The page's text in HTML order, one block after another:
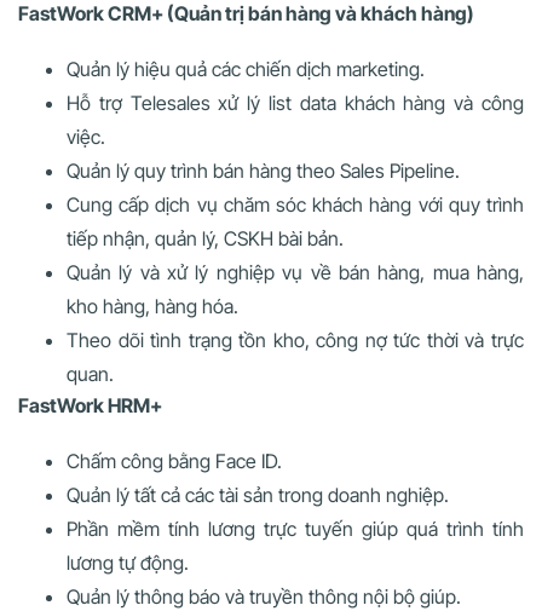
FastWork CRM+ (Quản trị bán hàng và khách hàng)
Quản lý hiệu quả các chiến dịch marketing.
Hỗ trợ Telesales xử lý list data khách hàng và công
việc.
Quản lý quy trình bán hàng theo Sales Pipeline.
Cung cấp dịch vụ chăm sóc khách hàng với quy trình
tiếp nhận, quản lý, CSKH bài bản.
Quản lý và xử lý nghiệp vụ về bán hàng, mua hàng,
kho hàng, hàng hóa.
Theo dõi tình trạng tồn kho, công nợ tức thời và trực
quan.
FastWork HRM+
Chấm công bằng Face ID.
Quản lý tất cả các tài sản trong doanh nghiệp.
Phần mềm tính lương trực tuyến giúp quá trình tính
lương tự động.
Quản lý thông báo và truyền thông nội bộ giúp.